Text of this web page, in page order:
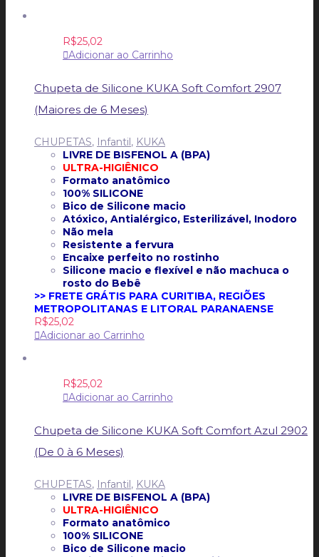
R$25,02
Adicionar ao Carrinho
Chupeta de Silicone KUKA Soft Comfort 2907
(Maiores de 6 Meses)
CHUPETAS, Infantil, KUKA
LIVRE DE BISFENOL A (BPA)
ULTRA-HIGIÊNICO
Formato anatômico
100% SILICONE
Bico de Silicone macio
Atóxico, Antialérgico, Esterilizável, Inodoro
Não mela
Resistente a fervura
Encaixe perfeito no rostinho
Silicone macio e flexível e não machuca o
rosto do Bebê
>> FRETE GRÁTIS PARA CURITIBA, REGIÕES
METROPOLITANAS E LITORAL PARANAENSE
R$25,02
Adicionar ao Carrinho
R$25,02
Adicionar ao Carrinho
Chupeta de Silicone KUKA Soft Comfort Azul 2902
(De 0 à 6 Meses)
CHUPETAS, Infantil, KUKA
LIVRE DE BISFENOL A (BPA)
ULTRA-HIGIÊNICO
Formato anatômico
100% SILICONE
Bico de Silicone macio